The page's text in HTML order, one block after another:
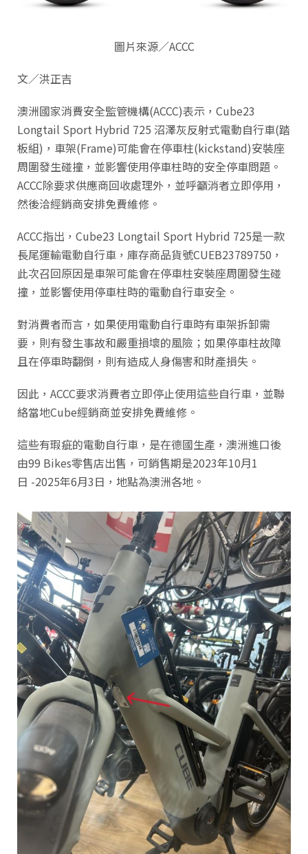
圖片來源／ACCC
文／洪正吉
澳洲國家消費安全監管機構(ACCC)表示，Cube23
Longtail Sport Hybrid 725 沼澤灰反射式電動自行車(踏
板組)，車架(Frame)可能會在停車柱(kickstand)安裝座
周圍發生碰撞，並影響使用停車柱時的安全停車問題。
ACCC除要求供應商回收處理外，並呼籲消者立即停用，
然後洽經銷商安排免費維修。
ACCC指出，Cube23 Longtail Sport Hybrid 725是一款
長尾運輸電動自行車，庫存商品貨號CUEB23789750，
此次召回原因是車架可能會在停車柱安裝座周圍發生碰
撞，並影響使用停車柱時的電動自行車安全。
對消費者而言，如果使用電動自行車時有車架拆卸需
要，則有發生事故和嚴重損壞的風險；如果停車柱故障
且在停車時翻倒，則有造成人身傷害和財產損失。
因此，ACCC要求消費者立即停止使用這些自行車，並聯
絡當地Cube經銷商並安排免費維修。
這些有瑕疵的電動自行車，是在德國生產，澳洲進口後
由99 Bikes零售店出售，可銷售期是2023年10月1
日 -2025年6月3日，地點為澳洲各地。